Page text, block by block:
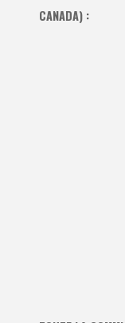
CANADA) :